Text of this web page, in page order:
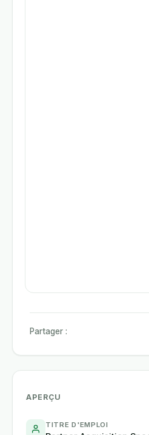
Partager :
APERÇU
TITRE D'EMPLOI